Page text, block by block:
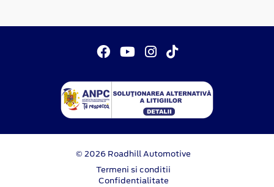
© 2026 Roadhill Automotive
Termeni si conditii
Confidentialitate